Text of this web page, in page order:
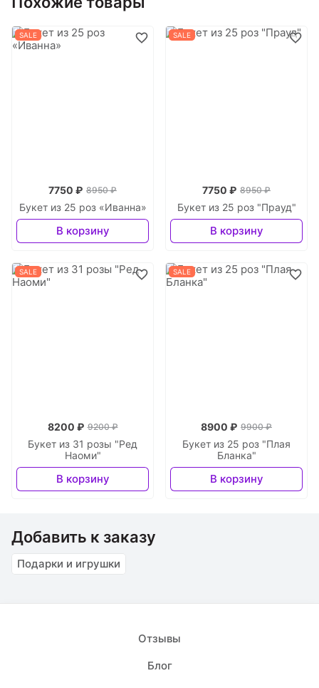
SALE
Букет из 25 роз «Иванна»
7750 ₽ 8950 ₽
В корзину
SALE
Букет из 25 роз "Прауд"
7750 ₽ 8950 ₽
В корзину
SALE
Букет из 31 розы "Ред
Наоми"
8200 ₽ 9200 ₽
В корзину
SALE
Букет из 25 роз "Плая
Бланка"
8900 ₽ 9900 ₽
В корзину
Добавить к заказу
Подарки и игрушки
Отзывы
Блог